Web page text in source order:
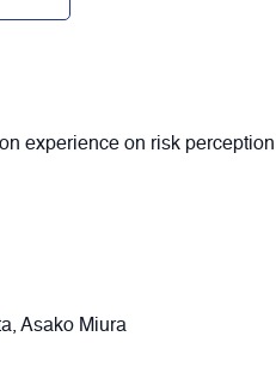
experience on risk
Asako Miura